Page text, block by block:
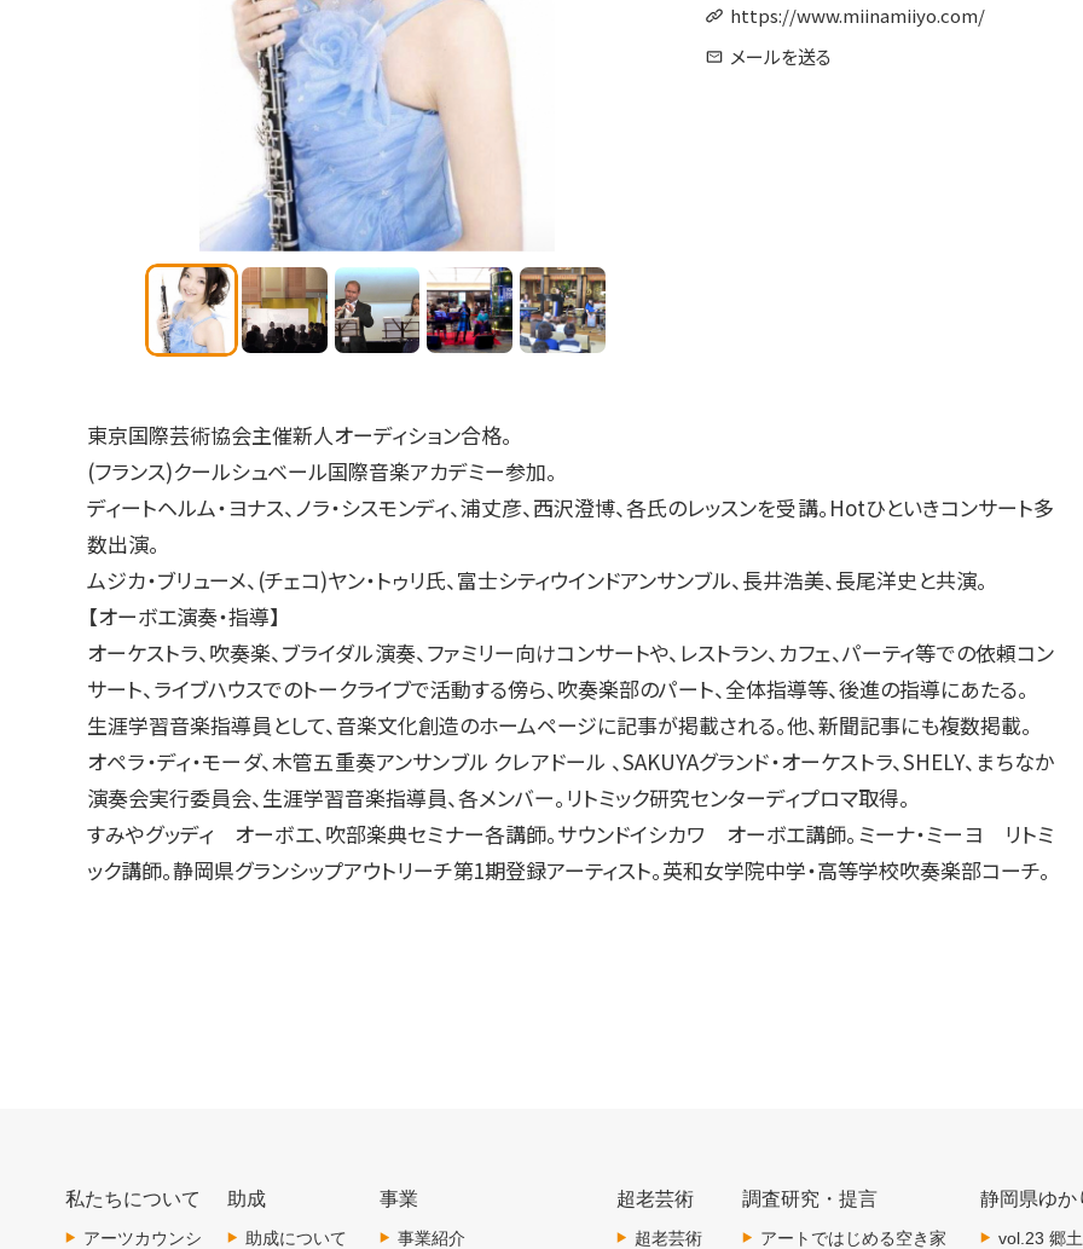
https://www.miinamiiyo.com/
メールを送る
東京国際芸術協会主催新人オーディション合格。
(フランス)クールシュベール国際音楽アカデミー参加。
ディートヘルム・ヨナス、ノラ・シスモンディ、浦丈彦、西沢澄博、各氏のレッスンを受講。Hotひといきコンサート多
数出演。
ムジカ・ブリューメ、(チェコ)ヤン・トゥリ氏、富士シティウインドアンサンブル、長井浩美、長尾洋史と共演。
【オーボエ演奏・指導】
オーケストラ、吹奏楽、ブライダル演奏、ファミリー向けコンサートや、レストラン、カフェ、パーティ等での依頼コン
サート、ライブハウスでのトークライブで活動する傍ら、吹奏楽部のパート、全体指導等、後進の指導にあたる。
生涯学習音楽指導員として、音楽文化創造のホームページに記事が掲載される。他、新聞記事にも複数掲載。
オペラ・ディ・モーダ、木管五重奏アンサンブル クレアドール 、SAKUYAグランド・オーケストラ、SHELY、まちなか
演奏会実行委員会、生涯学習音楽指導員、各メンバー。リトミック研究センターディプロマ取得。
すみやグッディ オーボエ、吹部楽典セミナー各講師。サウンドイシカワ オーボエ講師。ミーナ・ミーヨ リトミ
ック講師。静岡県グランシップアウトリーチ第1期登録アーティスト。英和女学院中学・高等学校吹奏楽部コーチ。
私たちについて
アーツカウンシ
助成
助成について
事業
事業紹介
超老芸術
超老芸術
調査研究・提言
アートではじめる空き家
静岡県ゆか
vol.23 郷